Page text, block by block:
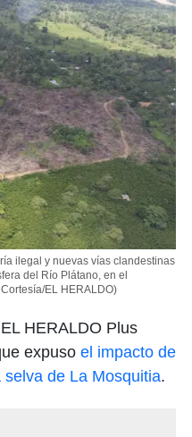
ilegal y nuevas vías clandestinas
del Río Plátano, en el
EL HERALDO)
HERALDO Plus
expuso el impacto de
selva de La Mosquitia.